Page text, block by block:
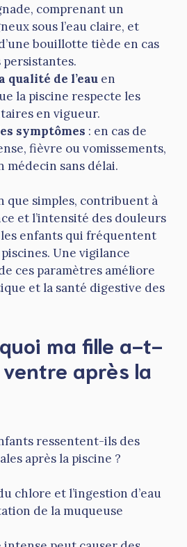
comprenant un
sous l’eau claire, et
bouillotte tiède en cas
qualité de l’eau en
la piscine respecte les
en vigueur.
symptômes : en cas de
fièvre ou vomissements,
médecin sans délai.
que simples, contribuent à
et l’intensité des douleurs
enfants qui fréquentent
Une vigilance
ces paramètres améliore
et la santé digestive des
ma fille a-t-
après la
ressentent-ils des
après la piscine ?
chlore et l’ingestion d’eau
de la muqueuse